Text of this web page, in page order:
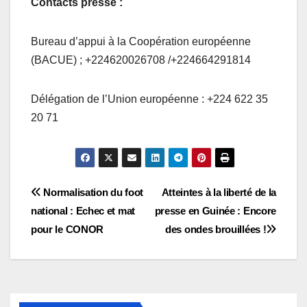
Bureau d’appui à la Coopération européenne
(BACUE) ; +224620026708 /+224664291814
Délégation de l’Union européenne : +224 622 35
20 71
Navigation
de
l’article
Atteintes à la liberté de la
presse en Guinée : Encore
des ondes brouillées !
Normalisation du foot
national : Echec et mat
pour le CONOR